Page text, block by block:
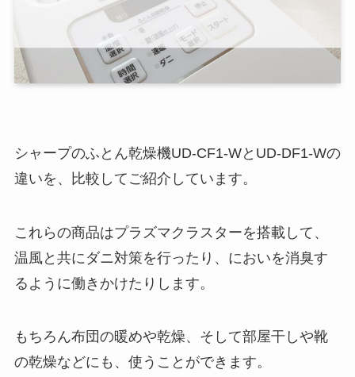
シャープのふとん乾燥機UD-CF1-WとUD-DF1-Wの
違いを、比較してご紹介しています。
これらの商品はプラズマクラスターを搭載して、
温風と共にダニ対策を行ったり、においを消臭す
るように働きかけたりします。
もちろん布団の暖めや乾燥、そして部屋干しや靴
の乾燥などにも、使うことができます。